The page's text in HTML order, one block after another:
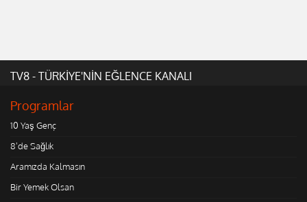
TV8 - TÜRKİYE'NİN EĞLENCE KANALI
Programlar
10 Yaş Genç
8'de Sağlık
Aramızda Kalmasın
Bir Yemek Olsan